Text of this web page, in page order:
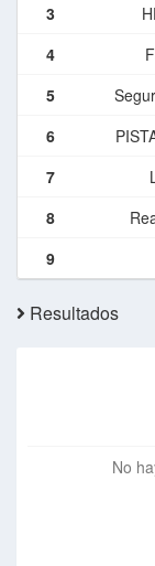
3
4
5
6
7
8
9
Resultados
No